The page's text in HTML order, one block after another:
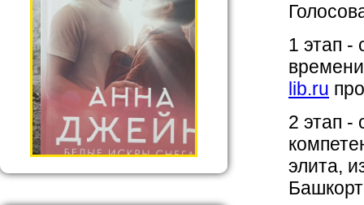
1 этап -
lib.ru
2 этап -
элита,